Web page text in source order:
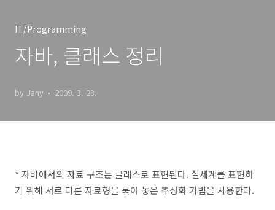
IT/Programming
자바, 클래스 정리
by Jany 2009. 3. 23.
* 자바에서의 자료 구조는 클래스로 표현된다. 실세계를 표현하
기 위해 서로 다른 자료형을 묶어 놓은 추상화 기법을 사용한다.